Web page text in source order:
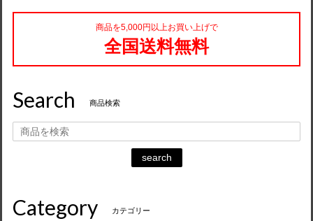
商品を5,000円以上お買い上げで
全国送料無料
Search 商品検索
search
Category カテゴリー